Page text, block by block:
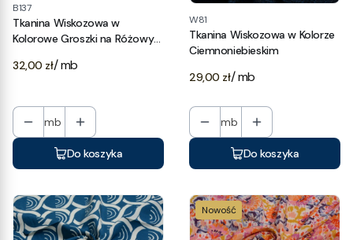
B137
Tkanina Wiskozowa w
Kolorowe Groszki na Różowym
Cena
32,00 zł/ mb
mb
Do koszyka
W81
Tkanina Wiskozowa w Kolorze
Ciemnoniebieskim
Cena
29,00 zł/ mb
mb
Do koszyka
Nowość